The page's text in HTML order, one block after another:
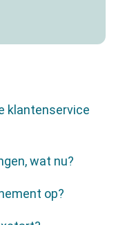
klantenservice
wat nu?
op?